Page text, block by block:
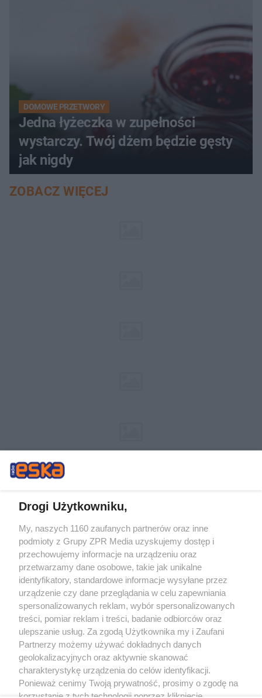
DOMOWE PRZETWORY
Jedna łyżeczka w zupełności
wystarczy. Twój dżem będzie gęsty
jak nigdy
ZOBACZ WIĘCEJ
Żaden utwór zamieszczony w serwisie nie może być powielany i
rozpowszechniany lub dalej rozpowszechniany w jakikolwiek sposób (w
tym także elektroniczny lub mechaniczny) na jakimkolwiek polu
eksploatacji w jakiejkolwiek formie, włącznie z umieszczaniem w Internecie
bez pisemnej zgody właściciela praw. Jakiekolwiek użycie lub
wykorzystanie utworów w całości lub w części z naruszeniem prawa, tzn.
bez właściwej zgody, jest zabronione pod groźbą kary i może być ścigane
prawnie.
O nas
Drogi Użytkowniku,
My, naszych 1160 zaufanych partnerów oraz inne
podmioty z Grupy ZPR Media uzyskujemy dostęp i
przechowujemy informacje na urządzeniu oraz
przetwarzamy dane osobowe, takie jak unikalne
identyfikatory, standardowe informacje wysyłane przez
urządzenie czy dane przeglądania w celu zapewniania
spersonalizowanych reklam, wybór spersonalizowanych
treści, pomiar reklam i treści, badanie odbiorców oraz
ulepszanie usług. Za zgodą Użytkownika my i Zaufani
Partnerzy możemy używać dokładnych danych
geolokalizacyjnych oraz aktywnie skanować
charakterystykę urządzenia do celów identyfikacji.
Ponieważ cenimy Twoją prywatność, prosimy o zgodę na
korzystanie z tych technologii poprzez kliknięcie